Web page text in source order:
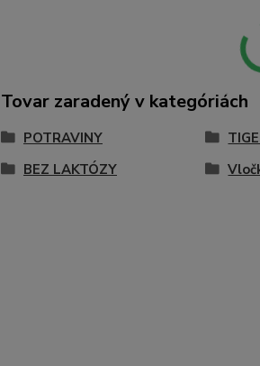
Tovar zaradený v kategóriách
POTRAVINY
BEZ LAKTÓZY